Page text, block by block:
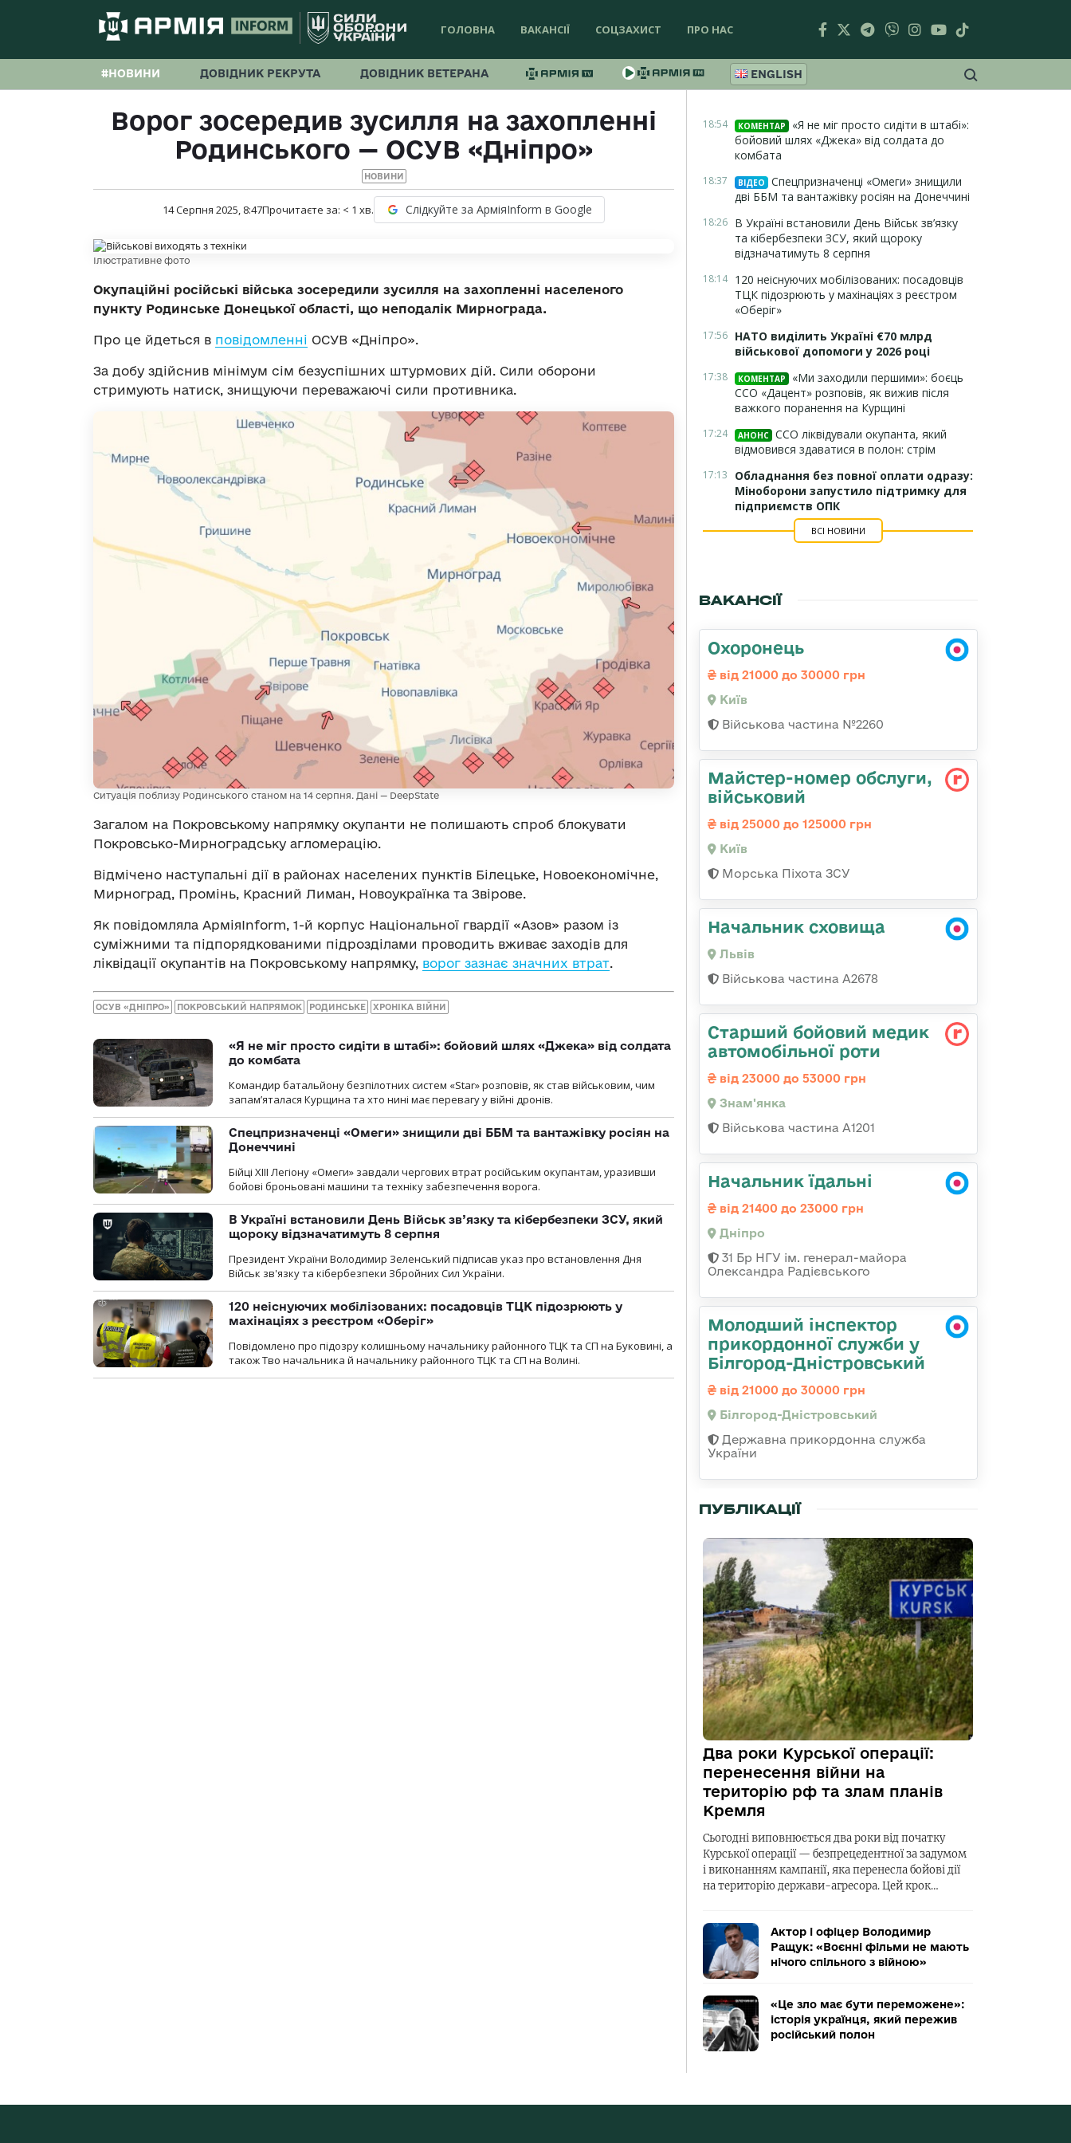
ГОЛОВНА ВАКАНСІЇ СОЦЗАХИСТ ПРО НАС
#НОВИНИ ДОВІДНИК РЕКРУТА ДОВІДНИК ВЕТЕРАНА ENGLISH
Ворог зосередив зусилля на захопленні
Родинського — ОСУВ «Дніпро»
НОВИНИ
14 Серпня 2025, 8:47Прочитаєте за: < 1 хв. Слідкуйте за АрміяInform в Google
Ілюстративне фото
Окупаційні російські війська зосередили зусилля на захопленні населеного
пункту Родинське Донецької області, що неподалік Мирнограда.
Про це йдеться в повідомленні ОСУВ «Дніпро».
За добу здійснив мінімум сім безуспішних штурмових дій. Сили оборони
стримують натиск, знищуючи переважаючі сили противника.
Ситуація поблизу Родинського станом на 14 серпня. Дані — DeepState
Загалом на Покровському напрямку окупанти не полишають спроб блокувати
Покровсько-Мирноградську агломерацію.
Відмічено наступальні дії в районах населених пунктів Білецьке, Новоекономічне,
Мирноград, Промінь, Красний Лиман, Новоукраїнка та Звірове.
Як повідомляла АрміяInform, 1-й корпус Національної гвардії «Азов» разом із
суміжними та підпорядкованими підрозділами проводить вживає заходів для
ліквідації окупантів на Покровському напрямку, ворог зазнає значних втрат.
ОСУВ «ДНІПРО» ПОКРОВСЬКИЙ НАПРЯМОК РОДИНСЬКЕ ХРОНІКА ВІЙНИ
«Я не міг просто сидіти в штабі»: бойовий шлях «Джека» від солдата
до комбата
Командир батальйону безпілотних систем «Star» розповів, як став військовим, чим
запам’яталася Курщина та хто нині має перевагу у війні дронів.
Спецпризначенці «Омеги» знищили дві ББМ та вантажівку росіян на
Донеччині
Бійці ХІІІ Легіону «Омеги» завдали чергових втрат російським окупантам, уразивши
бойові броньовані машини та техніку забезпечення ворога.
В Україні встановили День Військ зв’язку та кібербезпеки ЗСУ, який
щороку відзначатимуть 8 серпня
Президент України Володимир Зеленський підписав указ про встановлення Дня
Військ зв'язку та кібербезпеки Збройних Сил України.
120 неіснуючих мобілізованих: посадовців ТЦК підозрюють у
махінаціях з реєстром «Оберіг»
Повідомлено про підозру колишньому начальнику районного ТЦК та СП на Буковині, а
також Тво начальника й начальнику районного ТЦК та СП на Волині.
18:54 КОМЕНТАР
«Я не міг просто сидіти в штабі»:
бойовий шлях «Джека» від солдата до
комбата
18:37 ВІДЕО
Спецпризначенці «Омеги» знищили
дві ББМ та вантажівку росіян на Донеччині
18:26 В Україні встановили День Військ зв’язку
та кібербезпеки ЗСУ, який щороку
відзначатимуть 8 серпня
18:14 120 неіснуючих мобілізованих: посадовців
ТЦК підозрюють у махінаціях з реєстром
«Оберіг»
17:56 НАТО виділить Україні €70 млрд
військової допомоги у 2026 році
17:38 КОМЕНТАР
«Ми заходили першими»: боєць
ССО «Дацент» розповів, як вижив після
важкого поранення на Курщині
17:24 АНОНС ССО ліквідували окупанта, який
відмовився здаватися в полон: стрім
17:13
Обладнання без повної оплати одразу:
Міноборони запустило підтримку для
підприємств ОПК
ВСІ НОВИНИ
ВАКАНСІЇ
Охоронець
від 21000 до 30000 грн
Київ
Військова частина №2260
Майстеp-номеp обслуги,
військовий
від 25000 до 125000 грн
Київ
Морська Піхота ЗСУ
Начальник сховища
Львів
Військова частина А2678
Старший бойовий медик
автомобільної роти
від 23000 до 53000 грн
Знам'янка
Військова частина А1201
Начальник їдальні
від 21400 до 23000 грн
Дніпро
31 Бр НГУ ім. генерал-майора
Олександра Радієвського
Молодший інспектор
прикордонної служби у
Білгород-Дністровський
від 21000 до 30000 грн
Білгород-Дністровський
Державна прикордонна служба
України
ПУБЛІКАЦІЇ
Два роки Курської операції:
перенесення війни на
територію рф та злам планів
Кремля
Сьогодні виповнюється два роки від початку
Курської операції — безпрецедентної за задумом
і виконанням кампанії, яка перенесла бойові дії
на територію держави-агресора. Цей крок…
Актор і офіцер Володимир
Ращук: «Воєнні фільми не мають
нічого спільного з війною»
«Це зло має бути переможене»:
історія українця, який пережив
російський полон